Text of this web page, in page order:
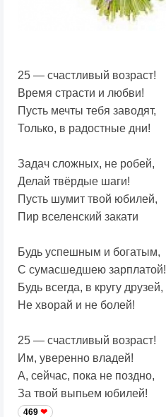
25 — счастливый возраст!
Время страсти и любви!
Пусть мечты тебя заводят,
Только, в радостные дни!
Задач сложных, не робей,
Делай твёрдые шаги!
Пусть шумит твой юбилей,
Пир вселенский закати
Будь успешным и богатым,
С сумасшедшею зарплатой!
Будь всегда, в кругу друзей,
Не хворай и не болей!
25 — счастливый возраст!
Им, уверенно владей!
А, сейчас, пока не поздно,
За твой выпьем юбилей!
469